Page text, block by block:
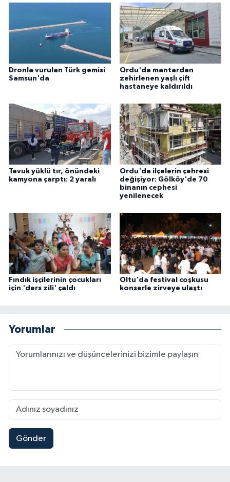
Dronla vurulan Türk gemisi
Samsun'da
Ordu'da mantardan
zehirlenen yaşlı çift
hastaneye kaldırıldı
Tavuk yüklü tır, önündeki
kamyona çarptı: 2 yaralı
Ordu'da ilçelerin çehresi
değişiyor: Gölköy'de 70
binanın cephesi
yenilenecek
Fındık işçilerinin çocukları
için 'ders zili' çaldı
Oltu'da festival coşkusu
konserle zirveye ulaştı
Yorumlar
Gönder